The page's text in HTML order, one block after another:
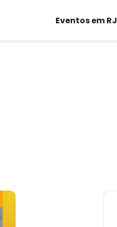
Eventos em RJ